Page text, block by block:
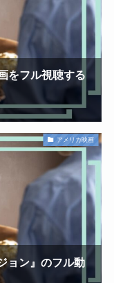
をフル視聴する
アメリカ映画
ョン』のフル動